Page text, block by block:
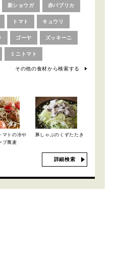
新ショウガ 赤パプリカ
トマト キュウリ
ゴーヤ ズッキーニ
ミニトマト
その他の食材から検索する
マトの冷や
プ蕎麦
豚しゃぶのくずたたき
詳細検索